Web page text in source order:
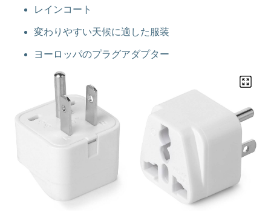
レインコート
変わりやすい天候に適した服装
ヨーロッパのプラグアダプター